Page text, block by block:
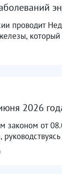
проводит
2026
законом от